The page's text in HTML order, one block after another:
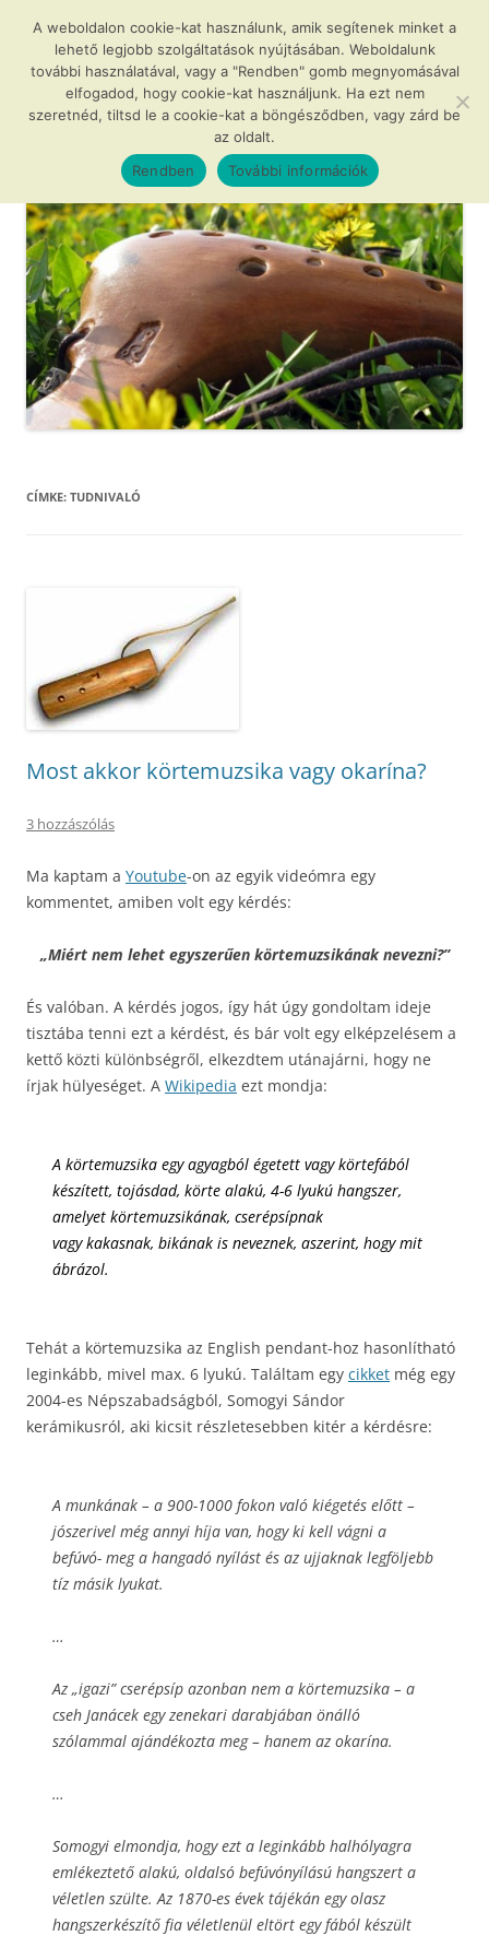
tartalomba
Agócs és a varázslatos okarínák
…avagy az okarína az új furulya!
Menü
CÍMKE: TUDNIVALÓ
Most akkor körtemuzsika vagy okarína?
3 hozzászólás
Ma kaptam a Youtube-on az egyik videómra egy
kommentet, amiben volt egy kérdés:
„Miért nem lehet egyszerűen körtemuzsikának nevezni?”
És valóban. A kérdés jogos, így hát úgy gondoltam ideje
tisztába tenni ezt a kérdést, és bár volt egy elképzelésem a
kettő közti különbségről, elkezdtem utánajárni, hogy ne
írjak hülyeséget. A Wikipedia ezt mondja:
A körtemuzsika egyagyagból égetett vagykörtefából
készített, tojásdad, körte alakú, 4-6 lyukú hangszer,
amelyet körtemuzsikának, cserépsípnak
vagy kakasnak, bikának is neveznek, aszerint, hogy mit
ábrázol.
Tehát a körtemuzsika az English pendant-hoz hasonlítható
leginkább, mivel max. 6 lyukú. Találtam egy cikket még egy
2004-es Népszabadságból, Somogyi Sándor
kerámikusról, aki kicsit részletesebben kitér a kérdésre:
A munkának – a 900-1000 fokon való kiégetés előtt –
jószerivel még annyi híja van, hogy ki kell vágni a
befúvó- meg a hangadó nyílást és az ujjaknak legföljebb
tíz másik lyukat.
…
Az „igazi” cserépsíp azonban nem a körtemuzsika – a
cseh Janácek egy zenekari darabjában önálló
szólammal ajándékozta meg – hanem az okarína.
…
Somogyi elmondja, hogy ezt a leginkább halhólyagra
emlékeztető alakú, oldalsó befúvónyílású hangszert a
véletlen szülte. Az 1870-es évek tájékán egy olasz
hangszerkészítő fia véletlenül eltört egy fából készült
A weboldalon cookie-kat használunk, amik segítenek minket a
lehető legjobb szolgáltatások nyújtásában. Weboldalunk
további használatával, vagy a "Rendben" gomb megnyomásával
elfogadod, hogy cookie-kat használjunk. Ha ezt nem
szeretnéd, tiltsd le a cookie-kat a böngésződben, vagy zárd be
az oldalt.
Rendben
További információk